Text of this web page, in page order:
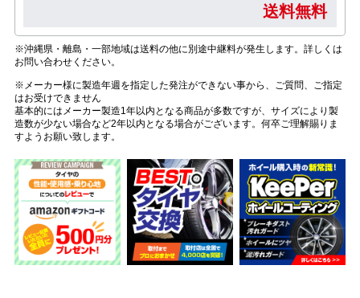
送料無料
※沖縄県・離島・一部地域は送料の他に別途中継料が発生します。詳しくは
お問い合わせください。
※メーカー様に製造年週を指定した発注ができない事から、ご質問、ご指定
はお受けできません
基本的にはメーカー製造1年以内となる商品が多数ですが、サイズにより製
造数が少ない場合など2年以内となる場合がございます。何卒ご理解賜りま
すようお願い致します。